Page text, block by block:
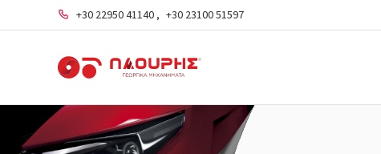
+30 22950 41140 , +30 23100 51597